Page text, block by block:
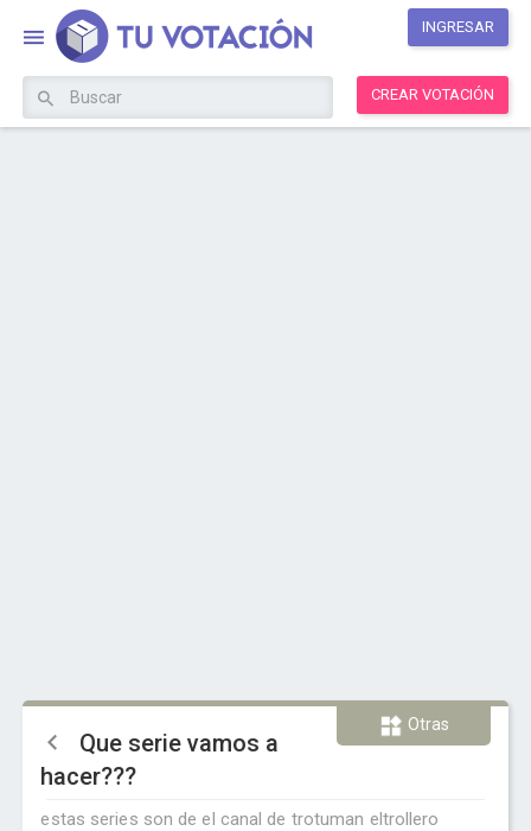
INGRESAR
CREAR VOTACIÓN
Otras
Que serie vamos a
hacer???
estas series son de el canal de trotuman eltrollero